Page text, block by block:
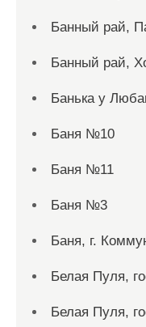
Банный рай,
Банный рай,
Банька у
Баня №10
Баня №11
Баня №3
Баня, г.
Белая Пуля,
Белая Пуля,